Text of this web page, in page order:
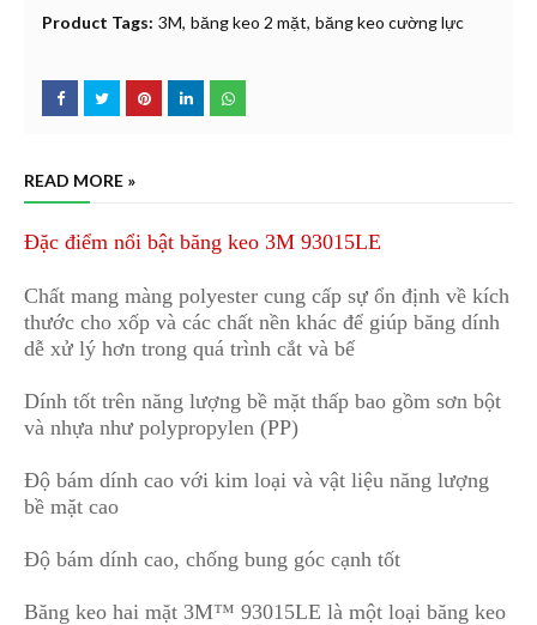
Product Tags: 3M băng keo 2 mặt băng keo cường lực
READ MORE »
Đặc điểm nổi bật băng keo 3M 93015LE
Chất mang màng polyester cung cấp sự ổn định về kích
thước cho xốp và các chất nền khác để giúp băng dính
dễ xử lý hơn trong quá trình cắt và bế
Dính tốt trên năng lượng bề mặt thấp bao gồm sơn bột
và nhựa như polypropylen (PP)
Độ bám dính cao với kim loại và vật liệu năng lượng
bề mặt cao
Độ bám dính cao, chống bung góc cạnh tốt
Băng keo hai mặt 3M™ 93015LE là một loại băng keo